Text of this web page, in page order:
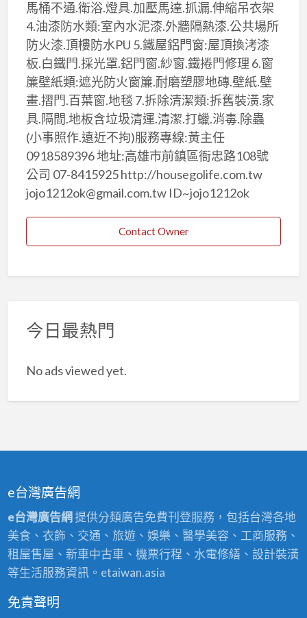
馬桶不通.衛浴.燈具.加壓馬達.抓漏.伸縮吊衣架
4.油漆防水類:室內水泥漆.外牆隔熱漆.公共場所
防火漆.頂樓防水PU 5.鐵屋鋁門窗:屋頂換洘漆
板.白鐵門.採光罩.鋁門窗.紗窗.鐵捲門修理 6.窗
簾壁紙類:遮光防火窗簾.耐磨塑膠地磚.壁紙.壁
畫.摺門.百葉窗.地毯 7.拆除清潔類:拆舊裝潢.家
具.隔間.地板含垃圾清運.清潔.打蠟.消毒.除蟲
(小事照作.遠近不拘)服務專線:黃主任
0918589396 地址:高雄市前鎮區衙忠路108號
公司 07-8415925 http://housegolife.com.tw
jojo1212ok@gmail.com.tw ID~jojo1212ok
Contact Owner
今日最熱門
No ads viewed yet.
e台灣廣告網
e台灣廣告網提供分類廣告免費刊登服務，包括台灣各地
美食、衣飾、交通、旅遊、娛樂、醫學美容、工商服務、
租屋售屋、新車中古車、機票行程、水電修繕、設計裝潢
等生活服務資訊。etaiwan.asia
免責聲明